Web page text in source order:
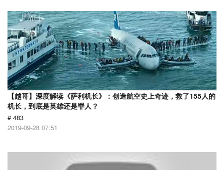
【越哥】深度解读《萨利机长》：创造航空史上奇迹，救了155人的
机长，到底是英雄还是罪人？
# 483
2019-09-28 07:51